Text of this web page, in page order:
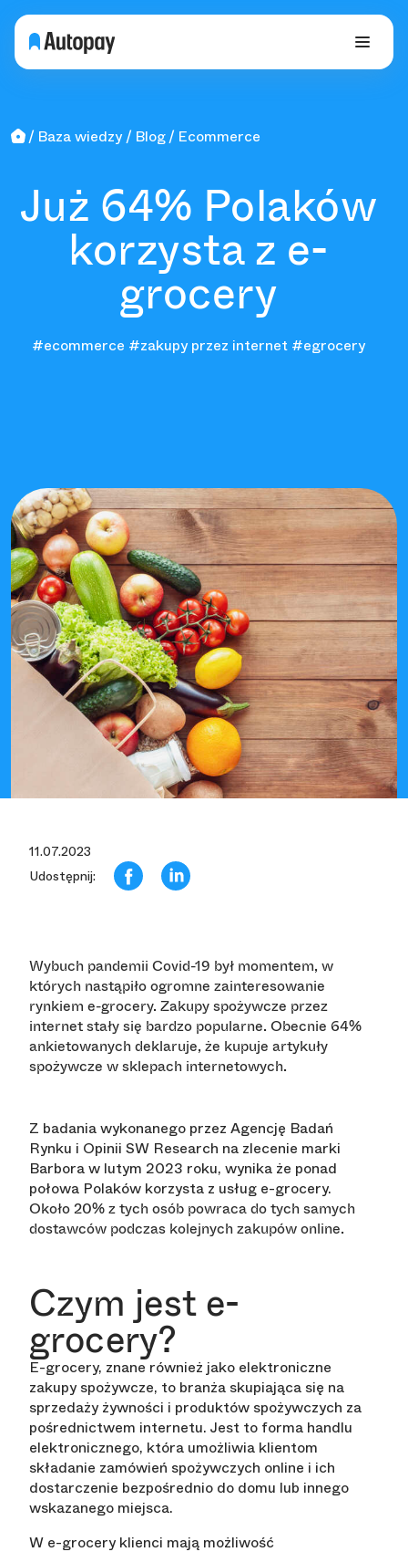
Baza wiedzy Blog Ecommerce
Już 64% Polaków
korzysta z e-
grocery
#ecommerce #zakupy przez internet #egrocery
11.07.2023
Udostępnij:
Wybuch pandemii Covid-19 był momentem, w
których nastąpiło ogromne zainteresowanie
rynkiem e-grocery. Zakupy spożywcze przez
internet stały się bardzo popularne. Obecnie 64%
ankietowanych deklaruje, że kupuje artykuły
spożywcze w sklepach internetowych.
Z badania wykonanego przez Agencję Badań
Rynku i Opinii SW Research na zlecenie marki
Barbora w lutym 2023 roku, wynika że ponad
połowa Polaków korzysta z usług e-grocery.
Około 20% z tych osób powraca do tych samych
dostawców podczas kolejnych zakupów online.
Czym jest e-
grocery?
E-grocery, znane również jako elektroniczne
zakupy spożywcze, to branża skupiająca się na
sprzedaży żywności i produktów spożywczych za
pośrednictwem internetu. Jest to forma handlu
elektronicznego, która umożliwia klientom
składanie zamówień spożywczych online i ich
dostarczenie bezpośrednio do domu lub innego
wskazanego miejsca.
W e-grocery klienci mają możliwość